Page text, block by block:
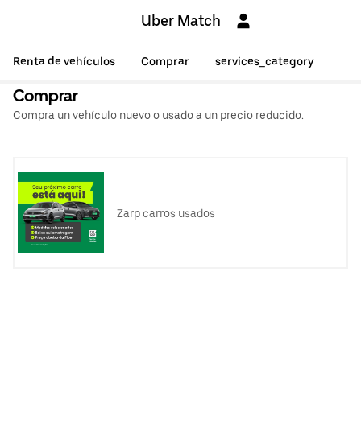
Uber Match
Renta de vehículos Comprar services_category
Comprar
Compra un vehículo nuevo o usado a un precio reducido.
Zarp carros usados